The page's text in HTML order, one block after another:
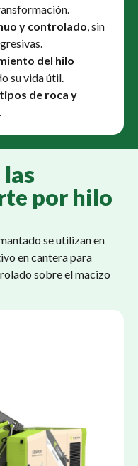
y controlado, sin
del hilo
su vida útil.
de roca y
.
por hilo
se utilizan en
en cantera para
sobre el macizo